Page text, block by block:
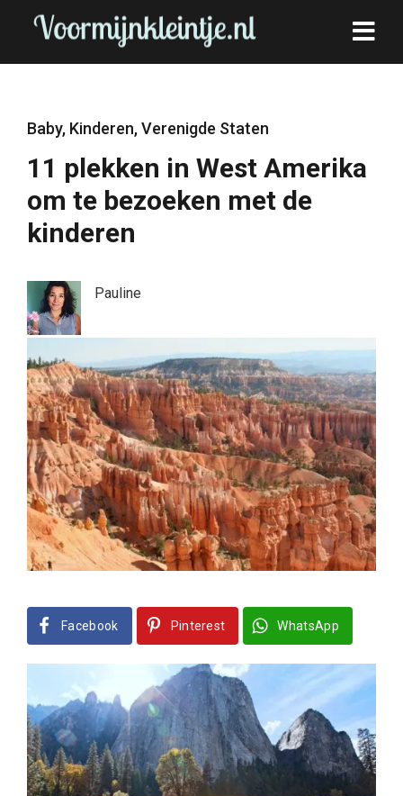
Baby, Kinderen,Verenigde Staten
11 plekken in West Amerika
om te bezoeken met de
kinderen
Pauline
Facebook Pinterest WhatsApp